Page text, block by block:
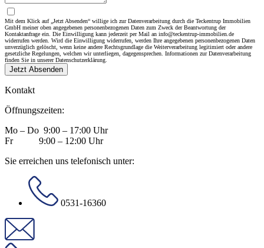
Mit dem Klick auf „Jetzt Absenden“ willige ich zur Datenverarbeitung durch die Teckentrup Immobilien
GmbH meiner oben angegebenen personenbezogenen Daten zum Zweck der Beantwortung der
Kontaktanfrage ein. Die Einwilligung kann jederzeit per Mail an info@teckentrup-immobilien.de
widerrufen werden. Wird die Einwilligung widerrufen, werden Ihre angegebenen personenbezogenen Daten
unverzüglich gelöscht, wenn keine andere Rechtsgrundlage die Weiterverarbeitung legitimiert oder andere
gesetzliche Regelungen, welchen wir unterliegen, dagegensprechen. Informationen zur Datenverarbeitung
finden Sie in unserer Datenschutzerklärung.
Jetzt Absenden
Kontakt
Öffnungszeiten:
Mo – Do 9:00 – 17:00 Uhr
Fr 9:00 – 12:00 Uhr
Sie erreichen uns telefonisch unter:
0531-16360